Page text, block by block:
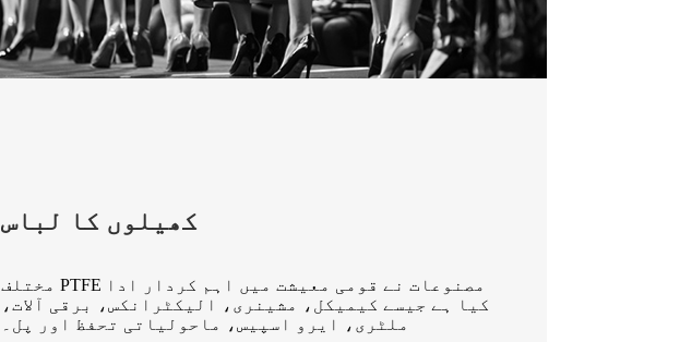
کھیلوں کا لباس
مختلف PTFE مصنوعات نے قومی معیشت میں اہم کردار ادا
کیا ہے جیسے کیمیکل، مشینری، الیکٹرانکس، برقی آلات،
ملٹری، ایرو اسپیس، ماحولیاتی تحفظ اور پل۔